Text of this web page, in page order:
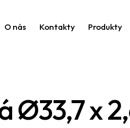
O nás Kontakty Produkty
Ø33,7 x